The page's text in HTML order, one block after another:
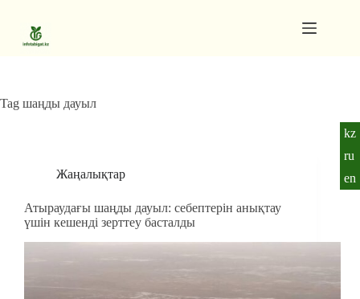
content
kz
ru
en
Tag шаңды дауыл
Жаңалықтар
Атыраудағы шаңды дауыл: себептерін анықтау
үшін кешенді зерттеу басталды